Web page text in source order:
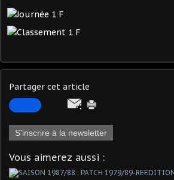
Partager cet article
S'inscrire à la newsletter
Vous aimerez aussi :